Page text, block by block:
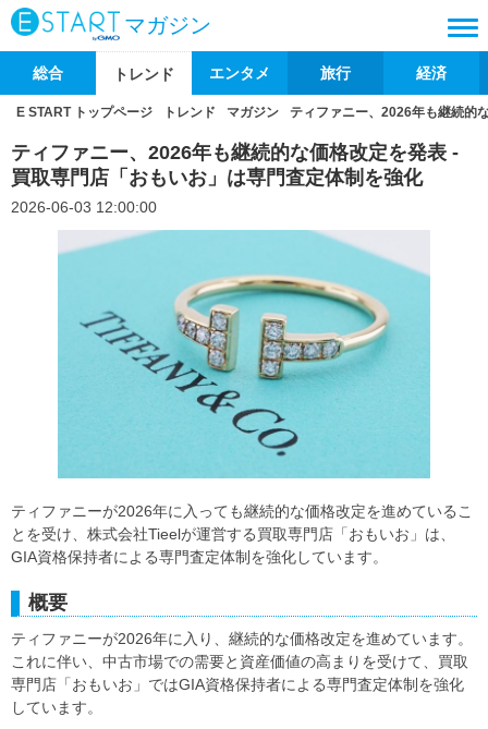
マガジン
総合 トレンド エンタメ 旅行 経済
E START トップページ トレンド マガジン ティファニー、2026年も継続的
ティファニー、2026年も継続的な価格改定を発表 -
買取専門店「おもいお」は専門査定体制を強化
2026-06-03 12:00:00
ティファニーが2026年に入っても継続的な価格改定を進めているこ
とを受け、株式会社Tieelが運営する買取専門店「おもいお」は、
GIA資格保持者による専門査定体制を強化しています。
概要
ティファニーが2026年に入り、継続的な価格改定を進めています。
これに伴い、中古市場での需要と資産価値の高まりを受けて、買取
専門店「おもいお」ではGIA資格保持者による専門査定体制を強化
しています。